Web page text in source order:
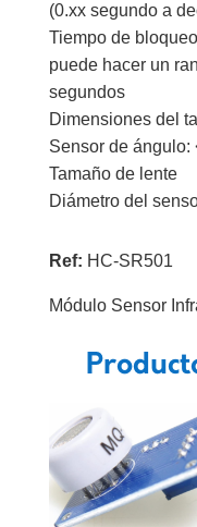
(0.xx segundo a
Tiempo de
puede hacer un
segundos
Dimensiones del
Sensor de ángulo:
Tamaño de lente
Diámetro del
Ref: HC-SR501
Módulo Sensor